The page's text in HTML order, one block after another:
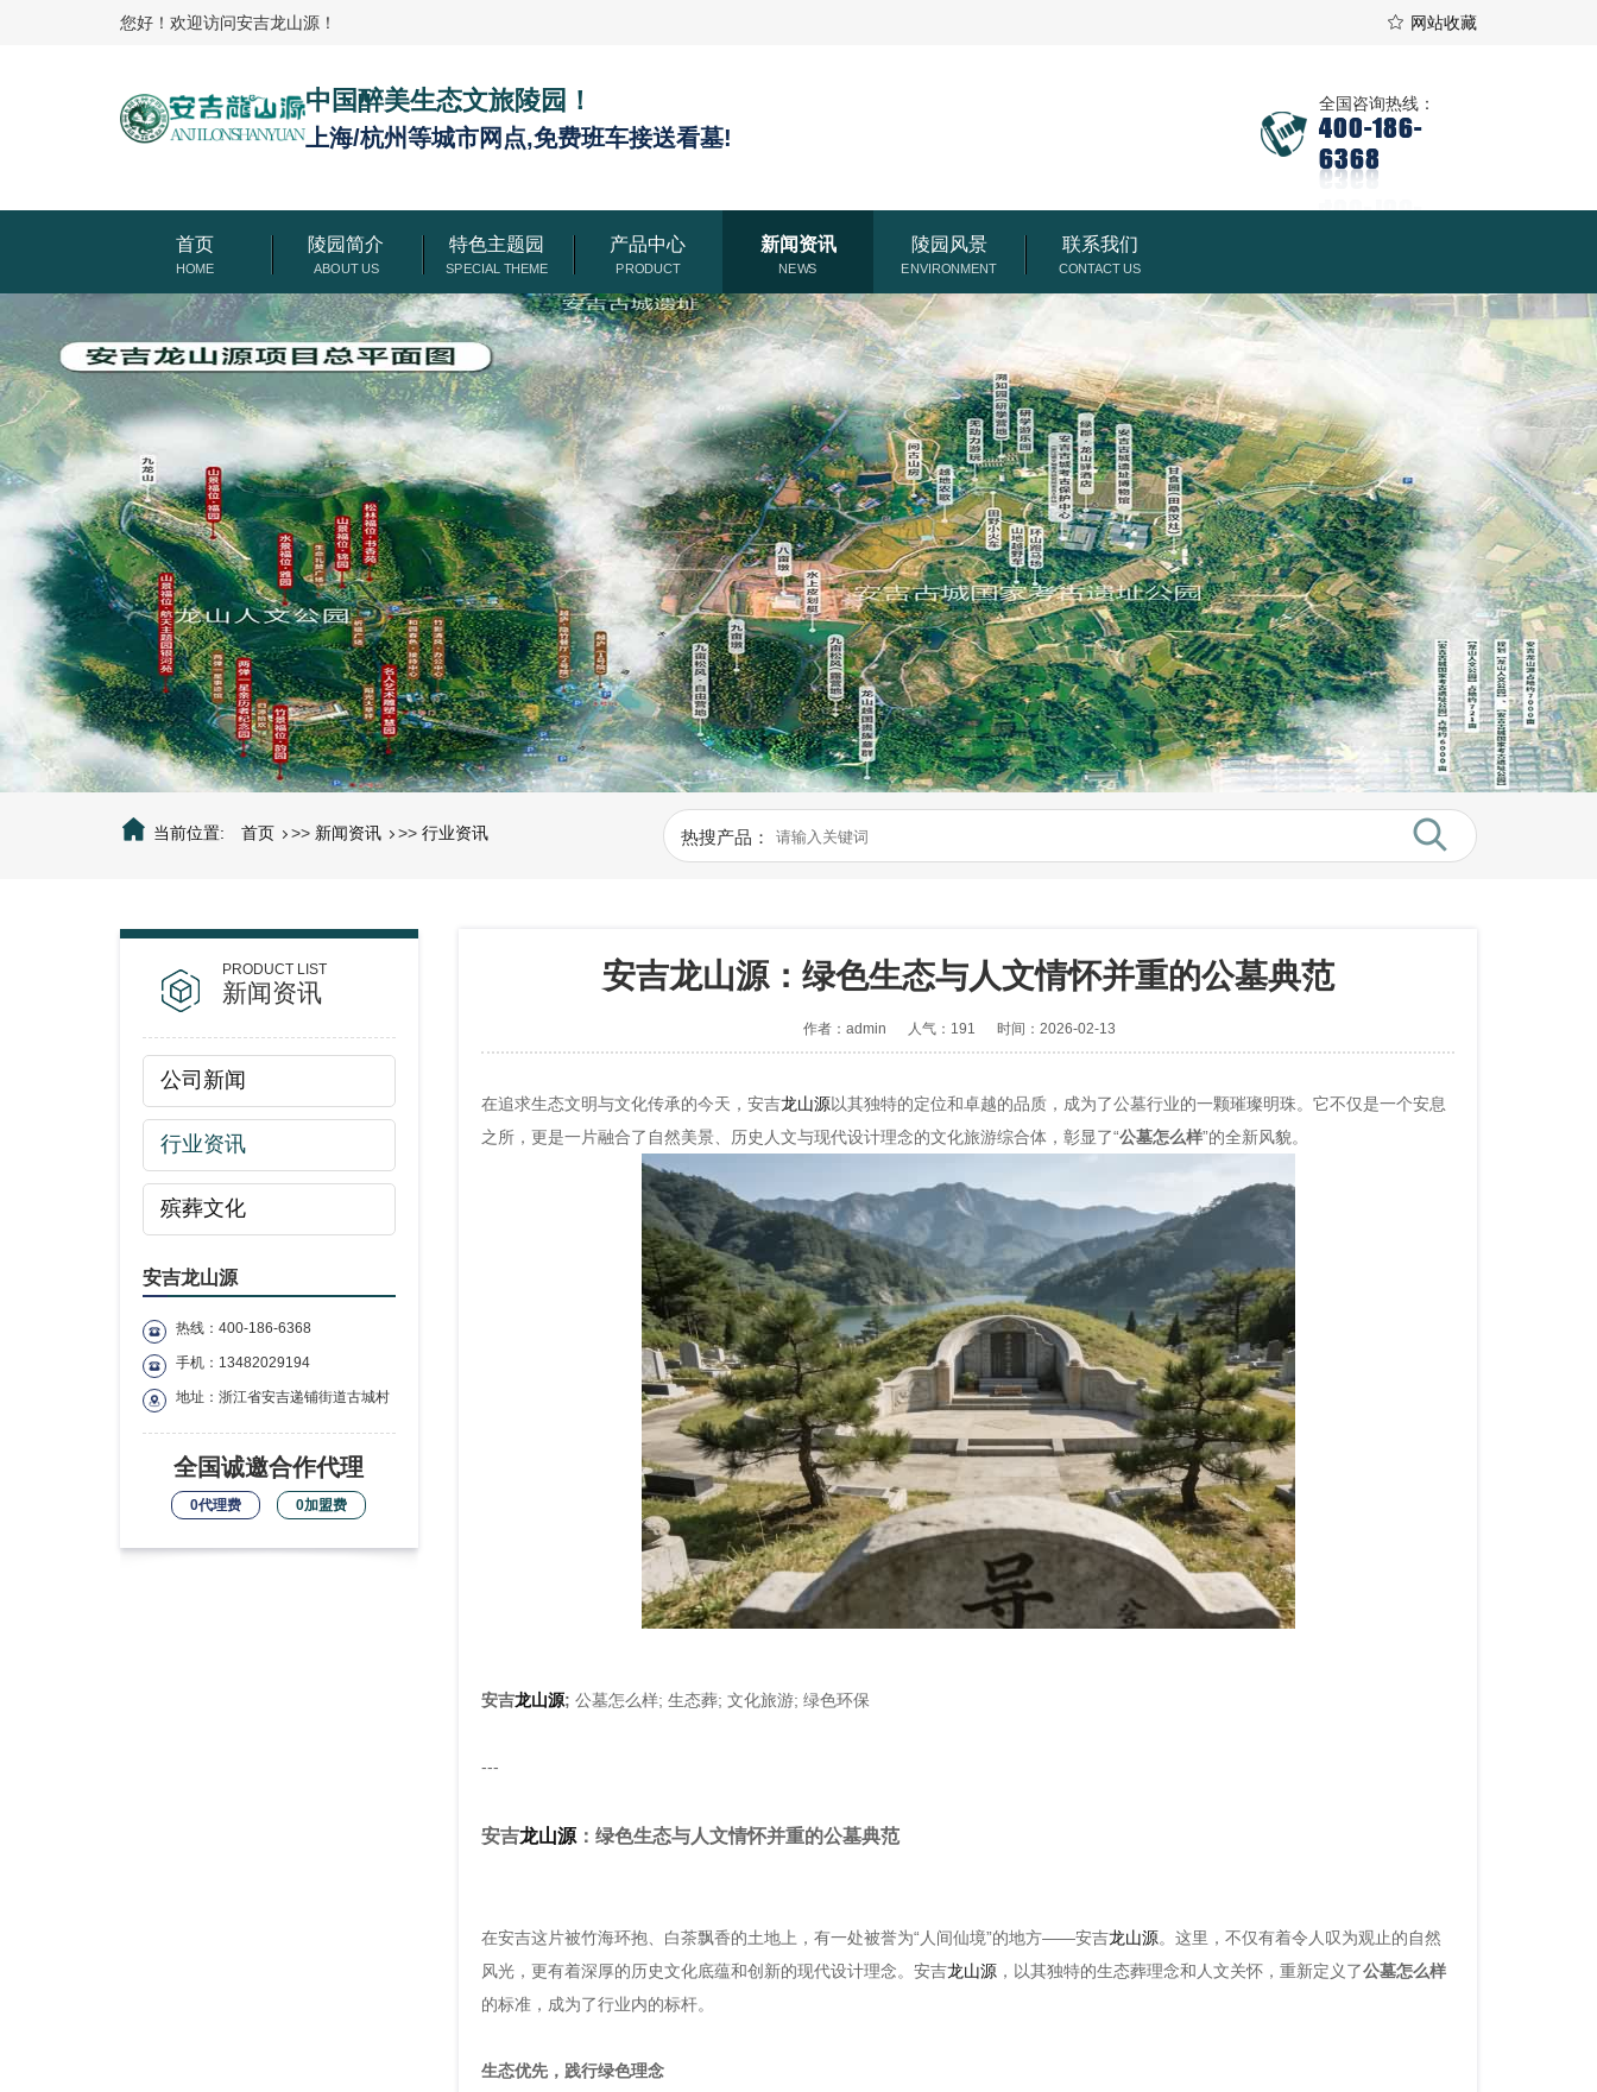
您好！欢迎访问安吉龙山源！ 网站收藏
中国醉美生态文旅陵园！
上海/杭州等城市网点,免费班车接送看墓!
全国咨询热线：
400-186-
6368
首页 陵园简介 特色主题园 产品中心 新闻资讯 陵园风景 联系我们
当前位置: 首页 >> 新闻资讯 >>行业资讯 热搜产品：
新闻资讯
公司新闻
行业资讯
殡葬文化
安吉龙山源
热线：400-186-6368
手机：13482029194
地址：浙江省安吉递铺街道古城村
全国诚邀合作代理
0代理费 0加盟费
安吉龙山源：绿色生态与人文情怀并重的公墓典范
作者：admin 人气：191 时间：2026-02-13
在追求生态文明与文化传承的今天，安吉龙山源以其独特的定位和卓越的品质，成为了公墓行业的一颗璀璨明珠。它不仅是一个安息
之所，更是一片融合了自然美景、历史人文与现代设计理念的文化旅游综合体，彰显了“公墓怎么样”的全新风貌。
安吉龙山源;公墓怎么样; 生态葬; 文化旅游; 绿色环保
---
安吉龙山源 ：绿色生态与人文情怀并重的公墓典范
在安吉这片被竹海环抱、白茶飘香的土地上，有一处被誉为“人间仙境”的地方——安吉龙山源。这里，不仅有着令人叹为观止的自然
风光，更有着深厚的历史文化底蕴和创新的现代设计理念。安吉龙山源 ，以其独特的生态葬理念和人文关怀，重新定义了公墓怎么样
的标准，成为了行业内的标杆。
生态优先，践行绿色理念